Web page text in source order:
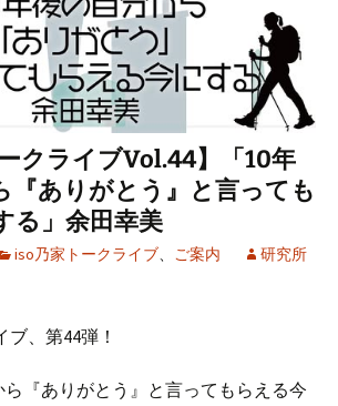
クライブVol.44】「10年
『ありがとう』と言っても
る」余田幸美
iso乃家トークライブ ご案内
研究所
、第44弾！
ら『ありがとう』と言ってもらえる今